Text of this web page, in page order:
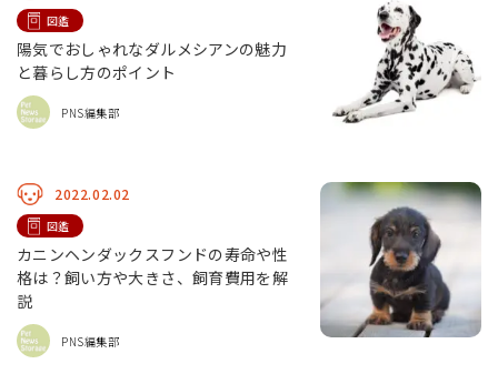
図鑑
陽気でおしゃれなダルメシアンの魅力
と暮らし方のポイント
PNS編集部
2022.02.02
図鑑
カニンヘンダックスフンドの寿命や性
格は？飼い方や大きさ、飼育費用を解
説
PNS編集部